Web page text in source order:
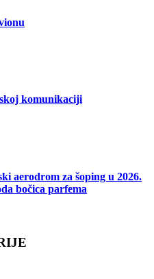
komunikaciji
aerodrom za šoping u 2026.
bočica parfema